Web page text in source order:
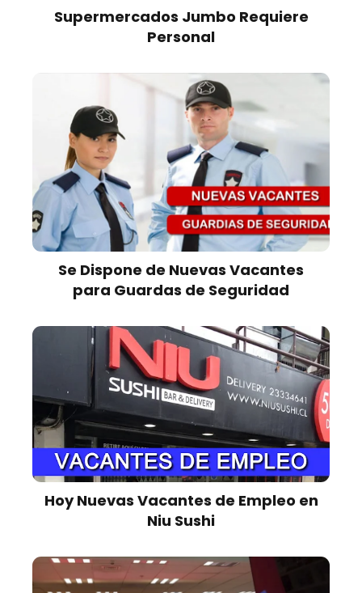
Supermercados Jumbo Requiere
Personal
Se Dispone de Nuevas Vacantes
para Guardas de Seguridad
Hoy Nuevas Vacantes de Empleo en
Niu Sushi